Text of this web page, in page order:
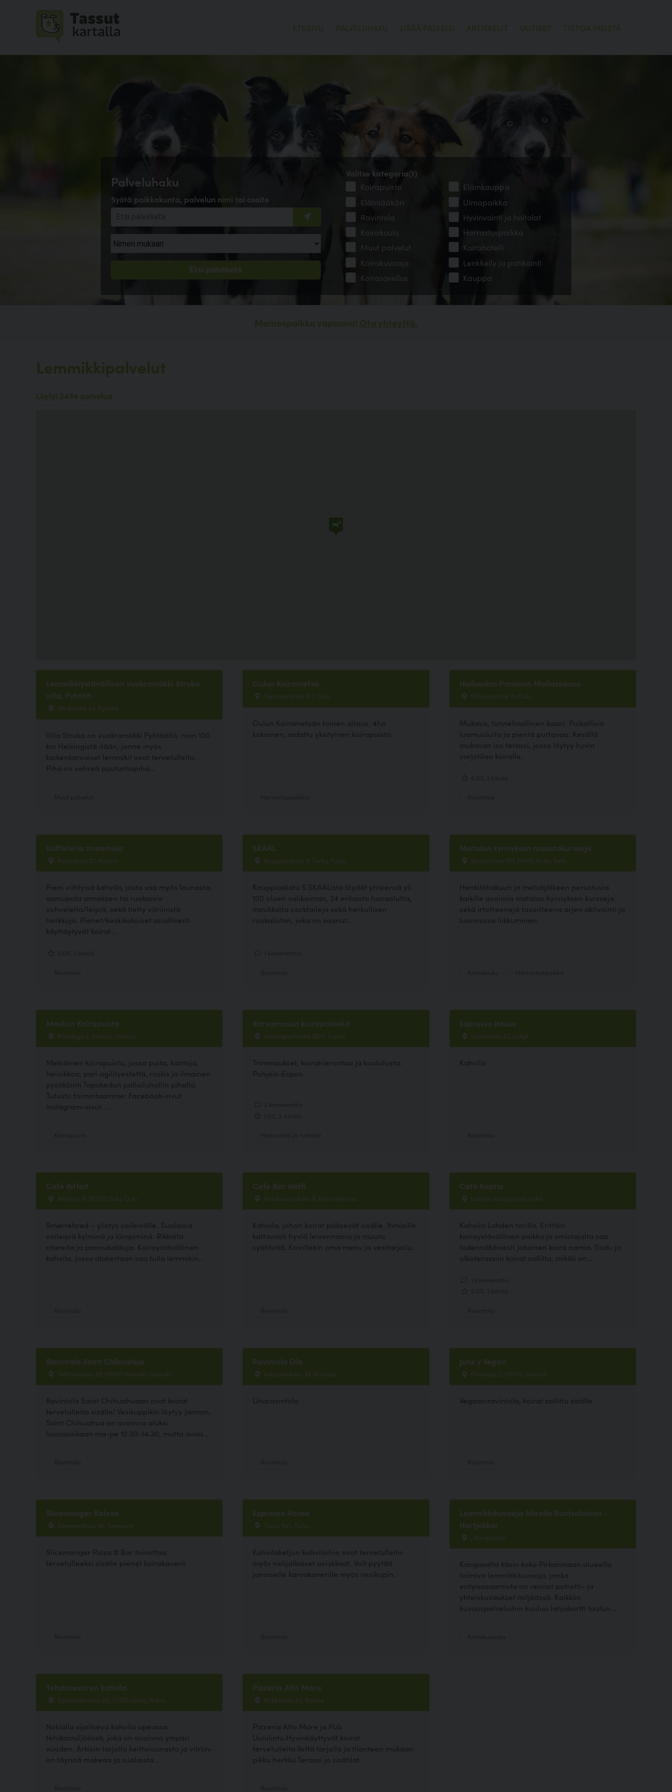
ETUSIVU PALVELUHAKU LISÄÄ PALVELU ARTIKKELIT UUTISET TIETOA MEISTÄ
Palveluhaku
Syötä paikkakunta, palvelun nimi tai osoite
Valitse kategoria(t)
Koirapuisto
Eläinkauppa
Eläinlääkäri
Uimapaikka
Ravintola
Hyvinvointi ja hoitolat
Koirakoulu
Harrastuspaikka
Muut palvelut
Koirahotelli
Koirakuvaaja
Lenkkeily ja patikointi
Koirasovellus
Kauppa
Mainospaikka vapaana! Ota yhteyttä.
Lemmikkipalvelut
Löytyi 2494 palvelua
Lemmikkiystävällinen vuokramökki Struka
villa, Pyhtää
Strukantie 24, Pyhtää
Villa Struka on vuokramökki Pyhtäällä, noin 100
km Helsingistä itään, jonne myös
kaikenkarvaiset lemmikit ovat tervetulleita.
Piha on vehreä puutarhapiha...
Oulun Koirametsä
Topinperäntie 101, Oulu
Oulun Koirametsän toinen aitaus. 4ha
kokoinen, aidattu yksityinen koirapuisto.
Hailuodon Panimon Mallassauna
Pikisaarentie 15, Oulu
Mukava, tunnelmallinen baari. Paikallisia
luomuoluita ja pientä purtavaa. Kesällä
mukavan iso terassi, jossa löytyy hyvin
varjotilaa koiralle.
Kaffeteria mummola
Puijonkatu 27, Kuopio
Pieni viihtyisä kahvila, josta saa myös lounasta,
aamupala annoksen tai ruokaisia
vohveleita/leipiä, sekä tietty vitriinistä
herkkuja. Pienet/keskikokoiset asiallisesti
käyttäytyvät koirat...
SKAAL
Kauppiaskatu 5, Turku, Turku
Kauppiaskatu 5 SKAALista löydät yhteensä yli
100 oluen valikoiman, 24 erilaista hanaolutta,
maukkaita cocktaileja sekä herkullisen
ruokalistan, joka on saanut...
Matalan kynnyksen maastokursseja
Kavastontie 691 25460 Kisko, Salo
Henkilöhakuun ja metsäjälkeen perustuvia
kaikille avoimia matalan kynnyksen kursseja
sekä irtotreenejä tavoitteena arjen aktivointi ja
luonnossa liikkuminen.
Maskun Koirapuisto
Pallokuja 2, Masku , Masku
Metsäinen koirapuisto, jossa puita, kantoja,
heinikkoa, pari agilityestettä, roskis ja ilmainen
pysäköinti Tapokedon palloiluhallin pihalla.
Tutustu toimintaamme: Facebook-sivut
Instagram-sivut ...
Karvamasun koirapalvelut
Kärrynpyöräntie 1B27, Espoo
Trimmaukset, koirahierontaa ja koulutusta.
Pohjois-Espoo.
Espresso House
Laurinkatu 53, Lohja
Kahvila
Cafe Aitta9
Aittatori 9, 90100 Oulu, Oulu
Smørrebrød – ylistys voileivälle. Suolaisia
voileipiä kylminä ja lämpiminä. Rikkaita
ritareita ja pannukakkuja. Koiraystävällinen
kahvila, jossa alakertaan saa tulla lemmikin...
Cafe Bar Hoffi
Palokunnankatu 9, Hämeenlinna
Kahvila, johon koirat pääsevät sisälle. Ihmisille
kattavasti hyviä leivonnaisia ja muuta
syötävää. Koirillekin oma menu ja vesitarjoilu.
Cafe Kapris
Lahden kauppatori, Lahti
Kahvila Lahden torilla. Erittäin
koiraystävällinen paikka ja omistajalta saa
todennäköisesti jokainen koira namia. Sisä- ja
ulkoterassiin koirat sallittu, mikäli on...
Ravintola Saint Chihuahua
Tehtaankatu 25, 00150 Helsinki, Helsinki
Ravintola Saint Chihuahuaan ovat koirat
tervetulleita sisälle! Vesikuppikin löytyy janoon.
Saint Chihuahua on avoinna aluksi
lounasaikaan ma-pe 10.30-14.30, mutta avaa...
Ravintola Ole
Kouvolankatu 34, Kouvola
Liharavintola
Junk y Vegan
Postikuja 2, 00100, Helsinki
Vegaaniravintola, koirat sallittu sisälle.
Slicemonger Kaleva
Sammonkatu 46, Tampere
Slicemonger Pizza & Bar toivottaa
tervetulleeksi sisälle pienet koirakaverit.
Espresso House
Turun tori, Turku
Kahvilaketjun kahviloihin ovat tervetulleita
myös nelijalkaiset asiakkaat. Voit pyytää
janoiselle karvakaverille myös vesikupin.
Lemmikkikuvaaja Mirella Ruotsalainen -
Hertjekker
, Kangasala
Kangasalta käsin koko Pirkanmaan alueella
toimiva lemmikkikuvaaja, jonka
erityisosaamista on rennot potretti- ja
yhteiskuvaukset miljöössä. Kaikkiin
kuvauspalveluihin kuuluu lahjakortti taulun...
Tehdassaaren kahvila
Souranderintie 2d, 37100 nokia, Nokia
Nokialla sijaitseva kahvila upeassa
tehdasmiljöössä, joka on avoinna ympäri
vuoden. Arkisin tarjolla keittolounasta ja vitriini
on täynnä makeaa ja suolaista...
Pizzeria Alto Mare
Kirkkokatu 35, Raahe
Pizzeria Alto Mare ja Pub
Uunilintu.Hyvinkäyttyvät koirat
tervetulleita.Vettä tarjolla ja tilanteen mukaan
pikku herkku.Terassi ja sisätilat.